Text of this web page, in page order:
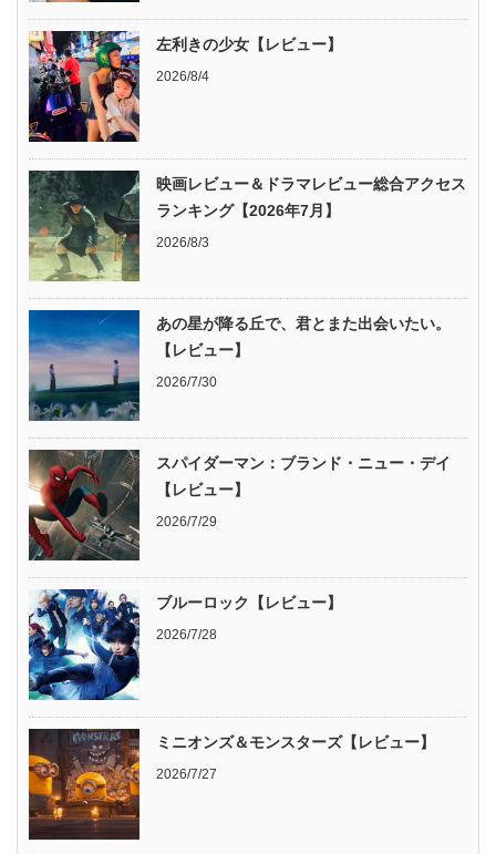
左利きの少女【レビュー】
2026/8/4
映画レビュー＆ドラマレビュー総合アクセス
ランキング【2026年7月】
2026/8/3
あの星が降る丘で、君とまた出会いたい。
【レビュー】
2026/7/30
スパイダーマン：ブランド・ニュー・デイ
【レビュー】
2026/7/29
ブルーロック【レビュー】
2026/7/28
ミニオンズ＆モンスターズ【レビュー】
2026/7/27